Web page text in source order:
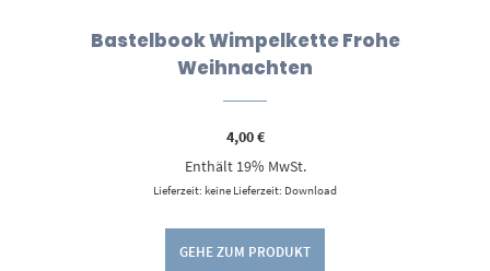
Bastelbook Wimpelkette Frohe
Weihnachten
4,00€
Enthält 19% MwSt.
Lieferzeit: keine Lieferzeit: Download
GEHE ZUM PRODUKT